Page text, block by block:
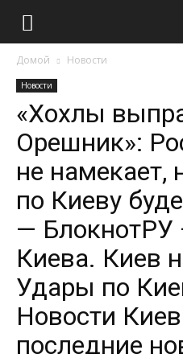
Домой Новости
Новости
«Хохлы
Орешник»:
не намекает,
по Киеву
— БлокнотРУ
Киева. Киев
Удары по
Новости
последние